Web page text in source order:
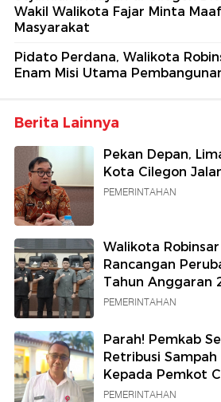
Wakil Walikota Fajar Minta
Masyarakat
Pidato Perdana, Walikota
Enam Misi Utama
Berita Lainnya
Pekan Depan,
Kota Cilegon
PEMERINTAHAN
Walikota
Rancangan
Tahun Anggaran
PEMERINTAHAN
Parah! Pemkab
Retribusi Sampah
Kepada Pemkot
PEMERINTAHAN